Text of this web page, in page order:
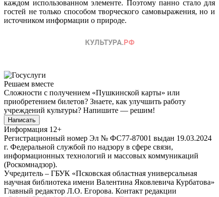
каждом использованном элементе. Поэтому панно стало для
гостей не только способом творческого самовыражения, но и
источником информации о природе.
Решаем вместе
Сложности с получением «Пушкинской карты» или
приобретением билетов? Знаете, как улучшить работу
учреждений культуры? Напишите — решим!
Написать
Информация 12+
Регистрационный номер Эл № ФС77-87001 выдан 19.03.2024
г. Федеральной службой по надзору в сфере связи,
информационных технологий и массовых коммуникаций
(Роскомнадзор).
Учредитель – ГБУК «Псковская областная универсальная
научная библиотека имени Валентина Яковлевича Курбатова»
Главный редактор Л.О. Егорова. Контакт редакции